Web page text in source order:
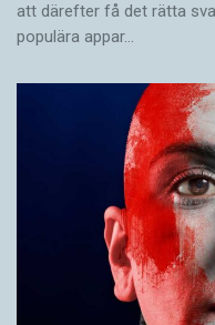
att därefter få det rätta
populära appar…